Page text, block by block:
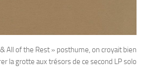
All of the Rest » posthume, on croyait bien
la grotte aux trésors de ce second LP solo